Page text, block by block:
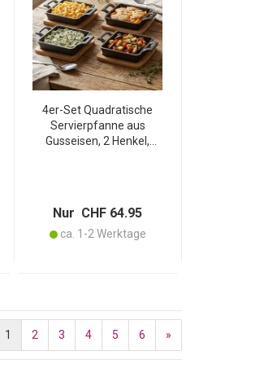
4er-Set Quadratische
Servierpfanne aus
Gusseisen, 2 Henkel,
Nur CHF 64.95
ca. 1-2 Werktage
1 2 3 4 5 6 »